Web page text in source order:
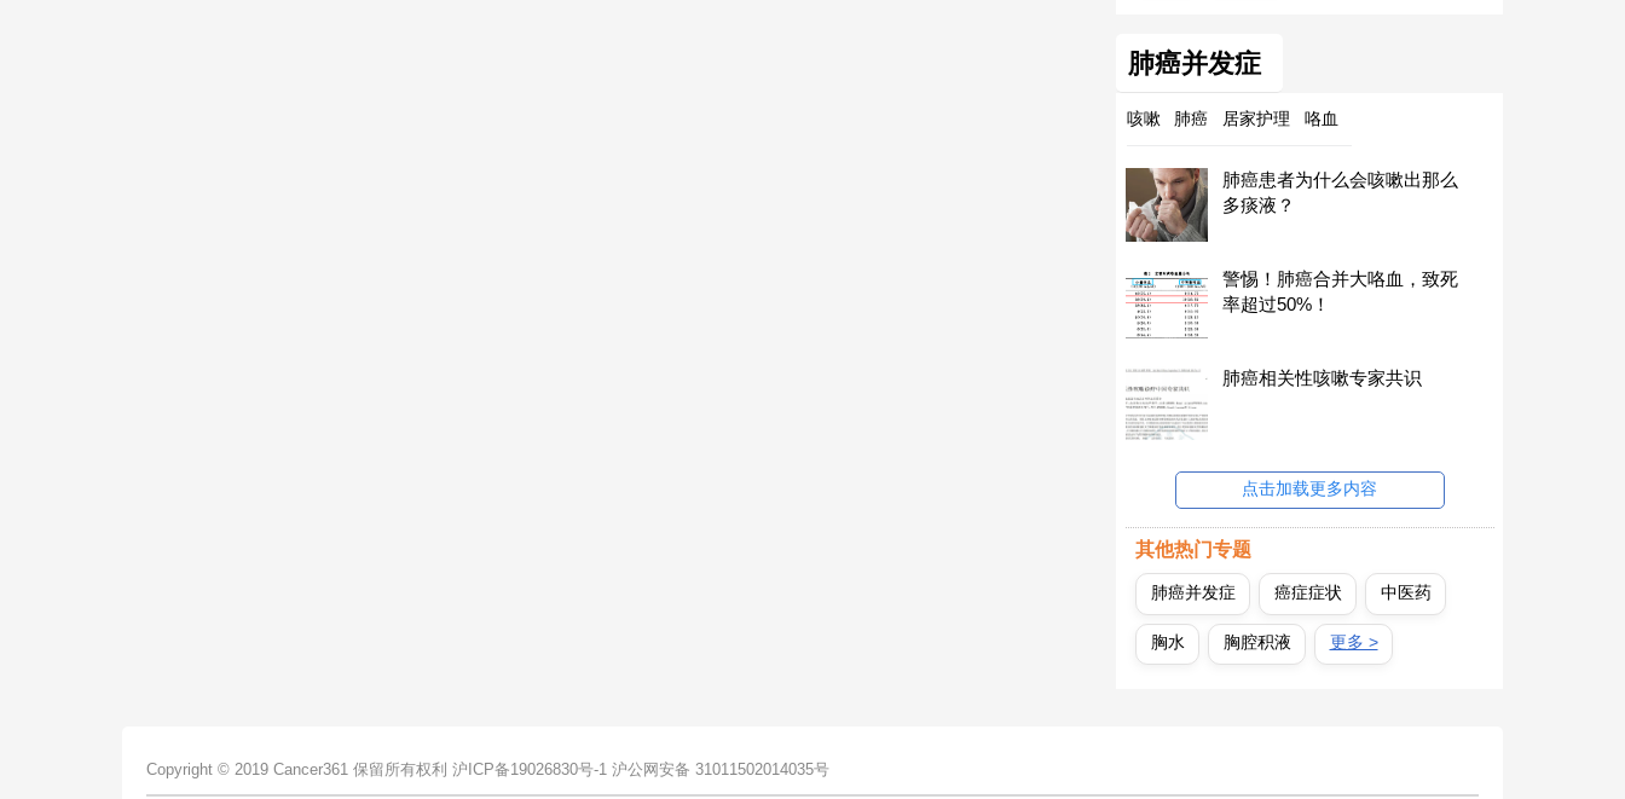
肺癌并发症
咳嗽 肺癌 居家护理 咯血
肺癌患者为什么会咳嗽出那么
多痰液？
警惕！肺癌合并大咯血，致死
率超过50%！
肺癌相关性咳嗽专家共识
点击加载更多内容
其他热门专题
肺癌并发症 癌症症状 中医药
胸水 胸腔积液 更多 >
Copyright © 2019 Cancer361 保留所有权利 沪ICP备19026830号-1 沪公网安备 31011502014035号